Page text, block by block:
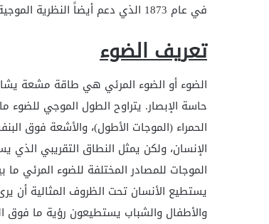
في عام 1873 الذي دعم أيضاً النظرية الموجية للضوء.
تعريف الضوء
الضوء أو الضوء المرئي هي طاقة مشعة
الحمراء (الموجات الأطول)، والأشعة فوق
الإنسان، ولكن يمثل النطاق التقريبي
والأطفال والشباب يستطيعون رؤية ما فوق البنفسجية ما